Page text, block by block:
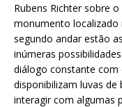
Rubens Richter sobre
monumento localizado
segundo andar estão
inúmeras
diálogo constante
disponibilizam luvas
interagir com algumas